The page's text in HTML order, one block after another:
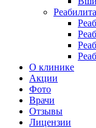
О клинике
Акции
Фото
Врачи
Отзывы
Лицензии